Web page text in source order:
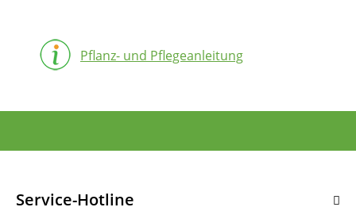
Pflanz- und Pflegeanleitung
Service-Hotline